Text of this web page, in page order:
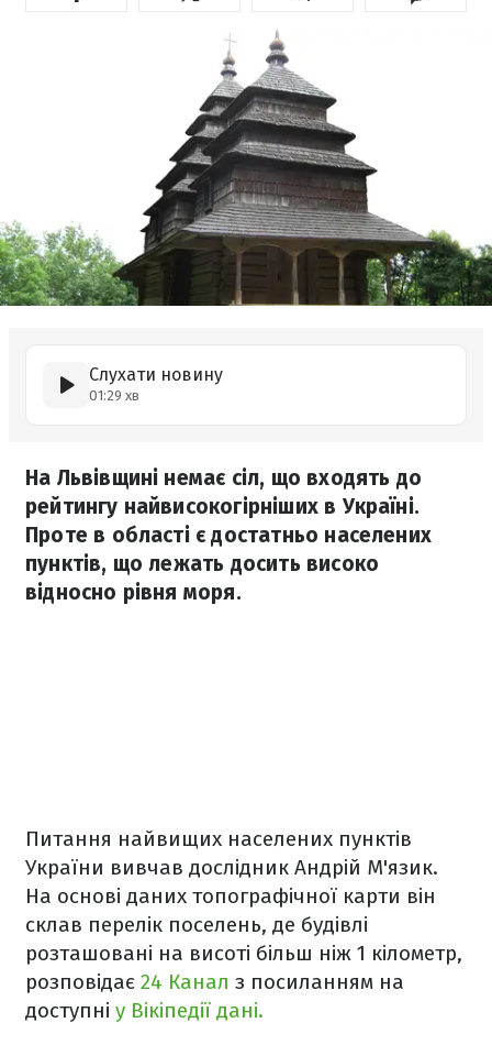
Слухати новину
01:29 хв
На Львівщині немає сіл, що входять до
рейтингу найвисокогірніших в Україні.
Проте в області є достатньо населених
пунктів, що лежать досить високо
відносно рівня моря.
Питання найвищих населених пунктів
України вивчав дослідник Андрій М'язик.
На основі даних топографічної карти він
склав перелік поселень, де будівлі
розташовані на висоті більш ніж 1 кілометр,
розповідає 24 Канал з посиланням на
доступні у Вікіпедії дані.